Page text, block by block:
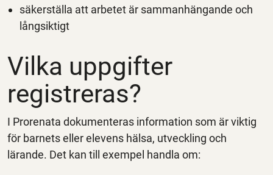
säkerställa att arbetet är sammanhängande och
långsiktigt
Vilka uppgifter
registreras?
I Prorenata dokumenteras information som är viktig
för barnets eller elevens hälsa, utveckling och
lärande. Det kan till exempel handla om: